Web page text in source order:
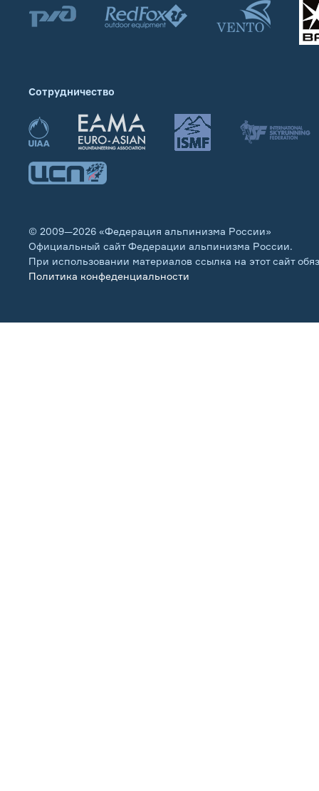
Сотрудничество
© 2009—2026 «Федерация альпинизма России»
Официальный сайт Федерации альпинизма России.
При использовании материалов ссылка на этот сайт
Политика конфеденциальности